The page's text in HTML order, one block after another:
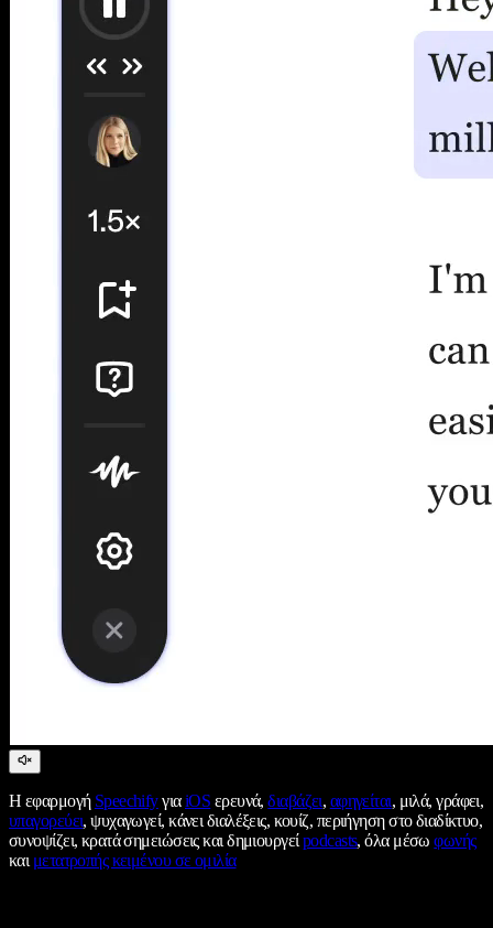
Η εφαρμογή SpeechifyγιαiOS ερευνά,διαβάζει, αφηγείται, μιλά, γράφει,
υπαγορεύει, ψυχαγωγεί, κάνει διαλέξεις, κουίζ, περιήγηση στο διαδίκτυο,
συνοψίζει, κρατά σημειώσεις και δημιουργείpodcasts, όλα μέσωφωνής
καιμετατροπής κειμένου σε ομιλία